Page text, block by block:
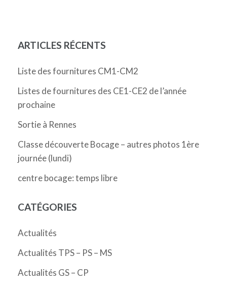
ARTICLES RÉCENTS
Liste des fournitures CM1-CM2
Listes de fournitures des CE1-CE2 de l’année
prochaine
Sortie à Rennes
Classe découverte Bocage – autres photos 1ère
journée (lundi)
centre bocage: temps libre
CATÉGORIES
Actualités
Actualités TPS – PS – MS
Actualités GS – CP